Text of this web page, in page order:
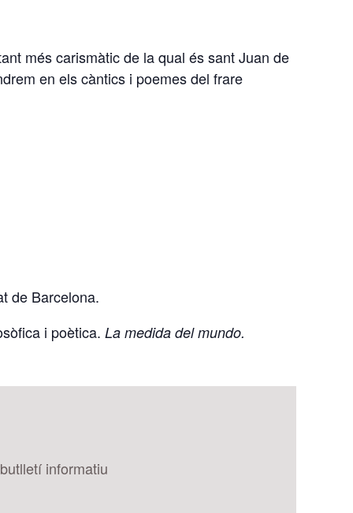
més carismàtic de la qual és sant Juan de
en els càntics i poemes del frare
de Barcelona.
i poètica. La medida del mundo.
informatiu